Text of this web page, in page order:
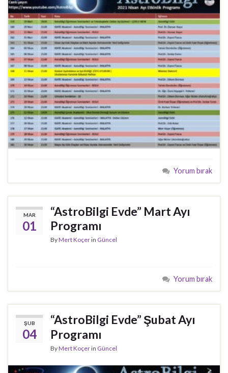
Yorum bırak
MAR
01
“AstroBilgi Evde” Mart Ayı
Programı
ByMert Koçerin Güncel
Yorum bırak
ŞUB
04
“AstroBilgi Evde” Şubat Ayı
Programı
ByMert Koçerin Güncel